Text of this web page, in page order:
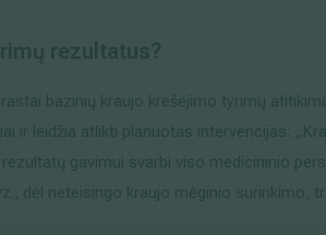
rezultatus?
bazinių kraujo krešėjimo tyrimų
ir leidžia atlikti planuotas intervencijas:
gavimui svarbi viso medicininio
dėl neteisingo kraujo mėginio surinkimo,